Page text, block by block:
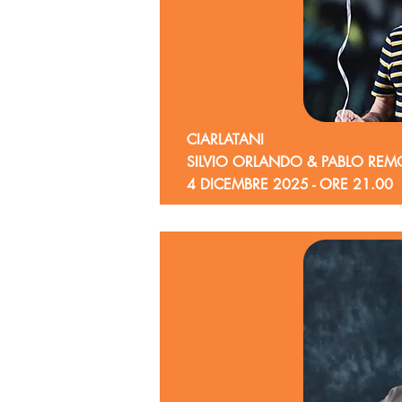
CIARLATANI
SILVIO ORLANDO & PABLO
4 DICEMBRE 2025 - ORE 21.00